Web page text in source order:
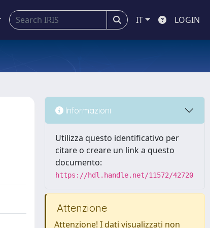
IT LOGIN
Informazioni
Utilizza questo identificativo per
citare o creare un link a questo
documento:
https://hdl.handle.net/11572/42720
Attenzione
Attenzione! I dati visualizzati non